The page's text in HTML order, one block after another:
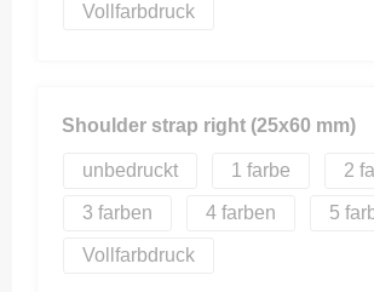
Vollfarbdruck
Shoulder strap right (25x60 mm)
unbedruckt 1 2
3 4 5
Vollfarbdruck